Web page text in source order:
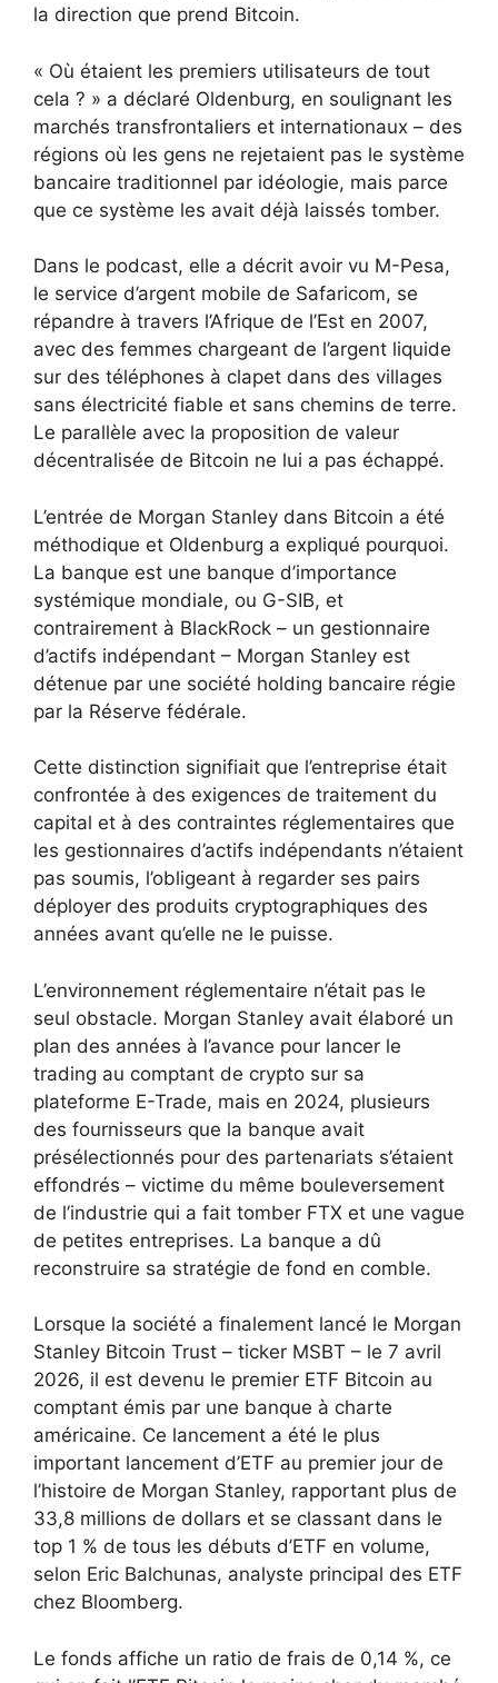
la direction que prend Bitcoin.
« Où étaient les premiers utilisateurs de tout
cela ? » a déclaré Oldenburg, en soulignant les
marchés transfrontaliers et internationaux – des
régions où les gens ne rejetaient pas le système
bancaire traditionnel par idéologie, mais parce
que ce système les avait déjà laissés tomber.
Dans le podcast, elle a décrit avoir vu M-Pesa,
le service d’argent mobile de Safaricom, se
répandre à travers l’Afrique de l’Est en 2007,
avec des femmes chargeant de l’argent liquide
sur des téléphones à clapet dans des villages
sans électricité fiable et sans chemins de terre.
Le parallèle avec la proposition de valeur
décentralisée de Bitcoin ne lui a pas échappé.
L’entrée de Morgan Stanley dans Bitcoin a été
méthodique et Oldenburg a expliqué pourquoi.
La banque est une banque d’importance
systémique mondiale, ou G-SIB, et
contrairement à BlackRock – un gestionnaire
d’actifs indépendant – Morgan Stanley est
détenue par une société holding bancaire régie
par la Réserve fédérale.
Cette distinction signifiait que l’entreprise était
confrontée à des exigences de traitement du
capital et à des contraintes réglementaires que
les gestionnaires d’actifs indépendants n’étaient
pas soumis, l’obligeant à regarder ses pairs
déployer des produits cryptographiques des
années avant qu’elle ne le puisse.
L’environnement réglementaire n’était pas le
seul obstacle. Morgan Stanley avait élaboré un
plan des années à l’avance pour lancer le
trading au comptant de crypto sur sa
plateforme E-Trade, mais en 2024, plusieurs
des fournisseurs que la banque avait
présélectionnés pour des partenariats s’étaient
effondrés – victime du même bouleversement
de l’industrie qui a fait tomber FTX et une vague
de petites entreprises. La banque a dû
reconstruire sa stratégie de fond en comble.
Lorsque la société a finalement lancé le Morgan
Stanley Bitcoin Trust – ticker MSBT – le 7 avril
2026, il est devenu le premier ETF Bitcoin au
comptant émis par une banque à charte
américaine. Ce lancement a été le plus
important lancement d’ETF au premier jour de
l’histoire de Morgan Stanley, rapportant plus de
33,8 millions de dollars et se classant dans le
top 1 % de tous les débuts d’ETF en volume,
selon Eric Balchunas, analyste principal des ETF
chez Bloomberg.
Le fonds affiche un ratio de frais de 0,14 %, ce